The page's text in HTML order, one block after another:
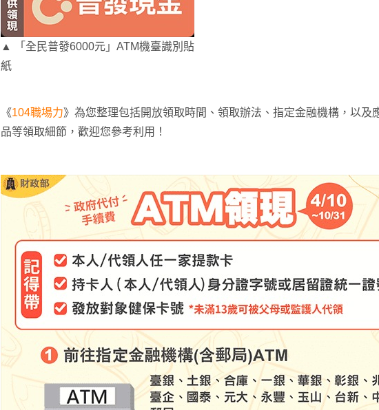
▲ 「全民普發6000元」ATM機臺識別貼
紙
《104職場力》為您整理包括開放領取時間、領取辦法、指定金融機構，以及
品等領取細節，歡迎您參考利用！